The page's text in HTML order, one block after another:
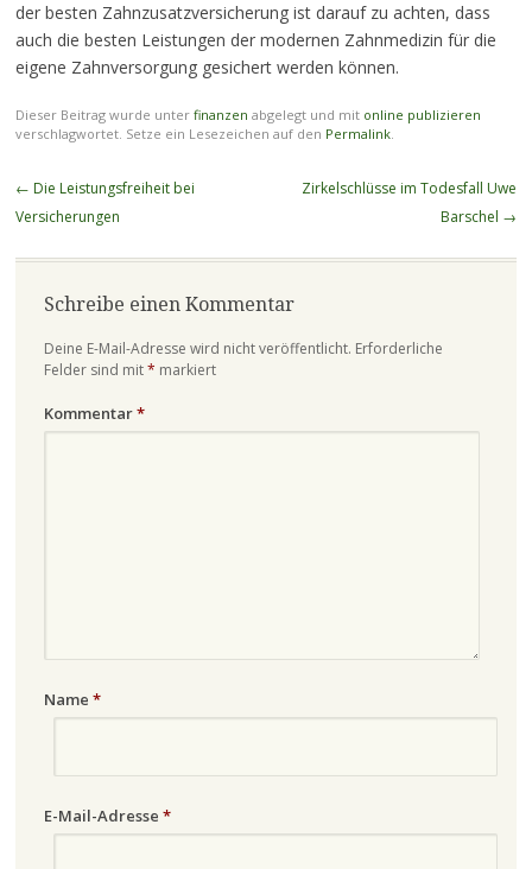
der besten Zahnzusatzversicherung ist darauf zu achten, dass
auch die besten Leistungen der modernen Zahnmedizin für die
eigene Zahnversorgung gesichert werden können.
Dieser Beitrag wurde unter finanzen abgelegt und mit online publizieren
verschlagwortet. Setze ein Lesezeichen auf den Permalink.
Beitragsnavigation
← Die Leistungsfreiheit bei
Versicherungen
Zirkelschlüsse im Todesfall Uwe
Barschel →
Schreibe einen Kommentar
Deine E-Mail-Adresse wird nicht veröffentlicht. Erforderliche
Felder sind mit* markiert
Kommentar*
Name *
E-Mail-Adresse *